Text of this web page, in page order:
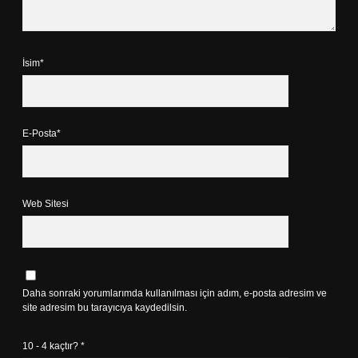
İsim*
E-Posta*
Web Sitesi
Daha sonraki yorumlarımda kullanılması için adım, e-posta adresim ve
site adresim bu tarayıcıya kaydedilsin.
10 - 4 kaçtır? *